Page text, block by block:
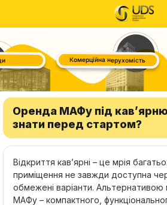
Комерційна нерухомість
Оренда МАФу під
знати перед стартом?
Відкриття кав’ярні – це мрія
приміщення не завжди доступна
обмежені варіанти.
МАФу – компактного,